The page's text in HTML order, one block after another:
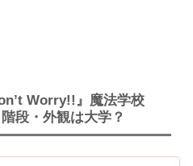
Worry!!』魔法学校
段・外観は大学？